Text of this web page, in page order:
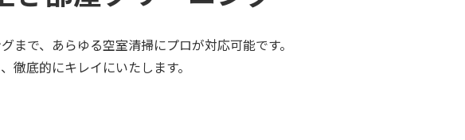
で、あらゆる空室清掃にプロが対応可能です。
徹底的にキレイにいたします。